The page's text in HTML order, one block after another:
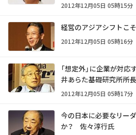
2012年12月05日 05時15分
経営のアジアシフトこ
2012年12月05日 05時16分
「想定外」に企業が対
井あらた基礎研究所所長
2012年12月05日 05時17分
今の日本に必要なリーダ
か？ 佐々淳行氏